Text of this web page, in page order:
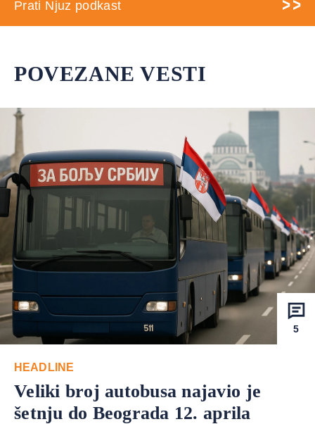
Prati Njuz podkast
POVEZANE VESTI
5
HEADLINE
Veliki broj autobusa najavio je
šetnju do Beograda 12. aprila